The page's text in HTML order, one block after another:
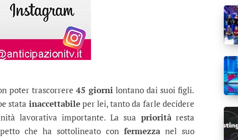
poter trascorrere 45 giornilontano dai suoi figli.
stata inaccettabileper lei, tanto da farle decidere
lavorativa importante. La sua prioritàresta
che ha sottolineato con fermezzanel suo